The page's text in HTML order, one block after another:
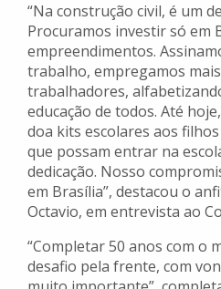
“Na construção civil, é um
Procuramos investir só em
empreendimentos.
trabalho, empregamos
trabalhadores,
educação de todos. Até
doa kits escolares aos
que possam entrar na
dedicação. Nosso
em Brasília”, destacou o
Octavio, em entrevista ao
“Completar 50 anos com o
desafio pela frente, com